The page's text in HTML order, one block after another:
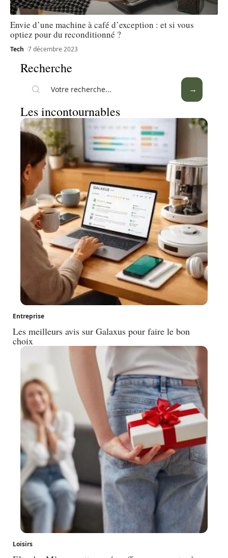
Envie d’une machine à café d’exception : et si vous
optiez pour du reconditionné ?
Tech 7 décembre 2023
Recherche
Les incontournables
Entreprise
Les meilleurs avis sur Galaxus pour faire le bon
choix
Loisirs